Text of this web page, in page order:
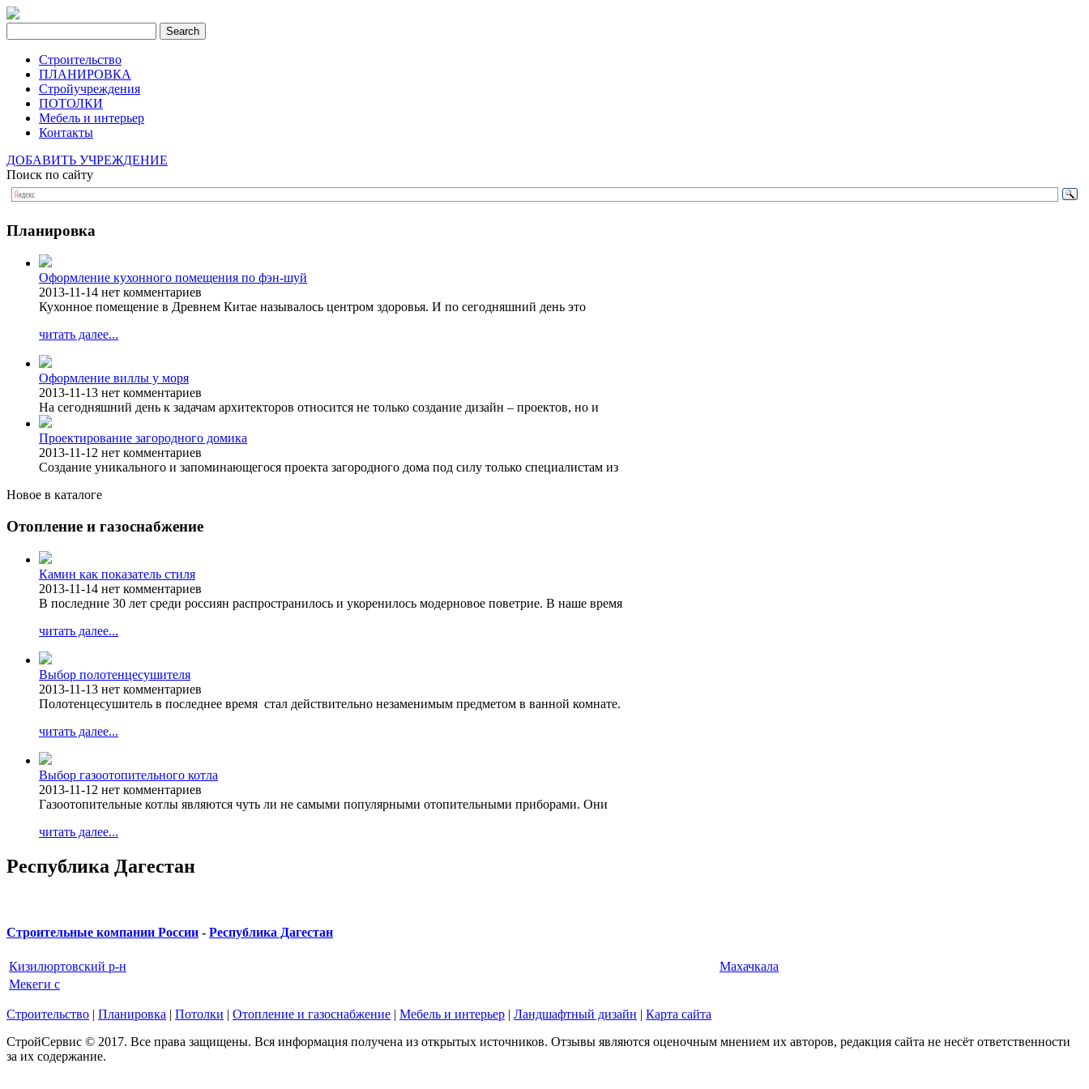
Строительство
ПЛАНИРОВКА
Стройучреждения
ПОТОЛКИ
Мебель и интерьер
Контакты
ДОБАВИТЬ УЧРЕЖДЕНИЕ
Поиск по сайту
Планировка
Оформление кухонного помещения по фэн-шуй
2013-11-14 нет комментариев
Кухонное помещение в Древнем Китае называлось центром здоровья. И по сегодняшний день это
читать далее...
Оформление виллы у моря
2013-11-13 нет комментариев
На сегодняшний день к задачам архитекторов относится не только создание дизайн – проектов, но и
Проектирование загородного домика
2013-11-12 нет комментариев
Создание уникального и запоминающегося проекта загородного дома под силу только специалистам из
Новое в каталоге
Отопление и газоснабжение
Камин как показатель стиля
2013-11-14 нет комментариев
В последние 30 лет среди россиян распространилось и укоренилось модерновое поветрие. В наше время
читать далее...
Выбор полотенцесушителя
2013-11-13 нет комментариев
Полотенцесушитель в последнее время стал действительно незаменимым предметом в ванной комнате.
читать далее...
Выбор газоотопительного котла
2013-11-12 нет комментариев
Газоотопительные котлы являются чуть ли не самыми популярными отопительными приборами. Они
читать далее...
Республика Дагестан
Строительные компании России - Республика Дагестан
Кизилюртовский р-н
Махачкала
Мекеги с
Строительство | Планировка | Потолки | Отопление и газоснабжение | Мебель и интерьер | Ландшафтный дизайн | Карта сайта
СтройСервис © 2017. Все права защищены. Вся информация получена из открытых источников. Отзывы являются оценочным мнением их авторов, редакция сайта не несёт ответственности
за их содержание.